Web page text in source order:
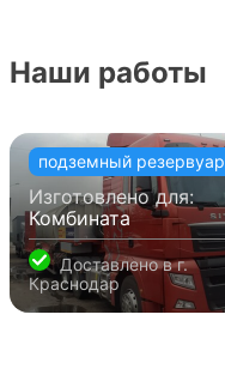
Наши работы
подземный резервуар
Изготовлено для:
Комбината
Доставлено вг.
Краснодар